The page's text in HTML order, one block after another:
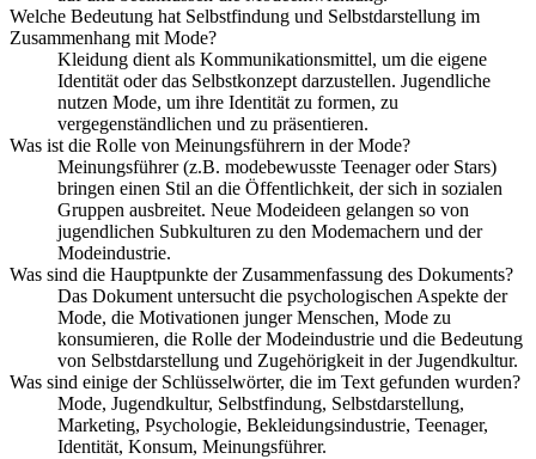
Welche Bedeutung hat Selbstfindung und Selbstdarstellung im
Zusammenhang mit Mode?
Kleidung dient als Kommunikationsmittel, um die eigene
Identität oder das Selbstkonzept darzustellen. Jugendliche
nutzen Mode, um ihre Identität zu formen, zu
vergegenständlichen und zu präsentieren.
Was ist die Rolle von Meinungsführern in der Mode?
Meinungsführer (z.B. modebewusste Teenager oder Stars)
bringen einen Stil an die Öffentlichkeit, der sich in sozialen
Gruppen ausbreitet. Neue Modeideen gelangen so von
jugendlichen Subkulturen zu den Modemachern und der
Modeindustrie.
Was sind die Hauptpunkte der Zusammenfassung des Dokuments?
Das Dokument untersucht die psychologischen Aspekte der
Mode, die Motivationen junger Menschen, Mode zu
konsumieren, die Rolle der Modeindustrie und die Bedeutung
von Selbstdarstellung und Zugehörigkeit in der Jugendkultur.
Was sind einige der Schlüsselwörter, die im Text gefunden wurden?
Mode, Jugendkultur, Selbstfindung, Selbstdarstellung,
Marketing, Psychologie, Bekleidungsindustrie, Teenager,
Identität, Konsum, Meinungsführer.